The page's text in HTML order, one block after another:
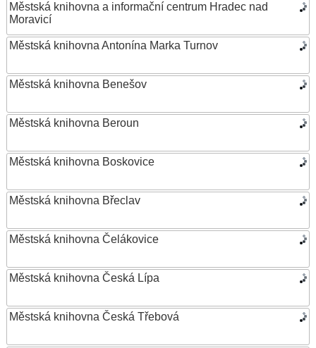
Městská knihovna a informační centrum Hradec nad
Moravicí
Městská knihovna Antonína Marka Turnov
Městská knihovna Benešov
Městská knihovna Beroun
Městská knihovna Boskovice
Městská knihovna Břeclav
Městská knihovna Čelákovice
Městská knihovna Česká Lípa
Městská knihovna Česká Třebová